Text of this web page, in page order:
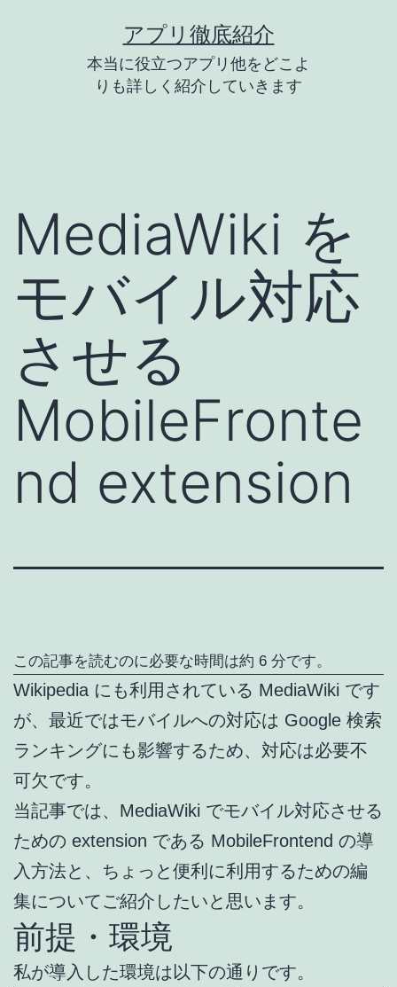
アプリ徹底紹介
本当に役立つアプリ他をどこよ
りも詳しく紹介していきます
MediaWiki を
モバイル対応
させる
MobileFronte
nd extension
この記事を読むのに必要な時間は約 6 分です。
Wikipedia にも利用されている MediaWiki です
が、最近ではモバイルへの対応は Google 検索
ランキングにも影響するため、対応は必要不
可欠です。
当記事では、MediaWiki でモバイル対応させる
ための extension である MobileFrontend の導
入方法と、ちょっと便利に利用するための編
集についてご紹介したいと思います。
前提・環境
私が導入した環境は以下の通りです。